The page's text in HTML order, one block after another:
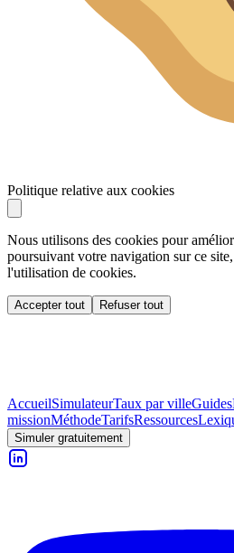
Politique relative aux cookies
Nous utilisons des cookies pour
poursuivant votre navigation sur ce
l'utilisation de cookies.
Accepter tout Refuser tout
AccueilSimulateurTaux par villeGuides
missionMéthodeTarifsRessources
Simuler gratuitement